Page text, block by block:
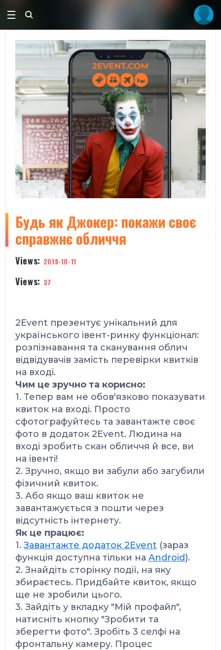
Будь як Джокер: покажи своє
справжнє обличчя
Views: 2019-10-11
Views: 37
2Event презентує унікальний для
українського івент-ринку функціонал:
розпізнавання та сканування облич
відвідувачів замість перевірки квитків
на вході.
Чим це зручно та корисно:
1. Тепер вам не обов'язково показувати
квиток на вході. Просто
cфотографуйтесь та завантажте своє
фото в додаток 2Event. Людина на
вході зробить скан обличчя й все, ви
на івенті!
2. Зручно, якщо ви забули або загубили
фізичний квиток.
3. Або якщо ваш квиток не
завантажується з пошти через
відсутність інтернету.
Як це працює:
1. Завантажте додаток 2Event (зараз
функція доступна тільки на Android).
2. Знайдіть сторінку події, на яку
збираєтесь. Придбайте квиток, якщо
ще не зробили цього.
3. Зайдіть у вкладку "Мій профайл",
натисніть кнопку "Зробити та
зберегти фото". Зробіть 3 селфі на
фронтальну камеру. Процес